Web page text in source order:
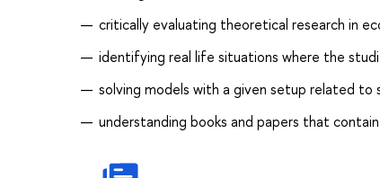
critically evaluating theoretical research in
identifying real life situations where the
solving models with a given setup related to
understanding books and papers that